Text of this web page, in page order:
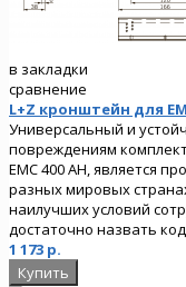
в закладки
сравнение
L+Z кронштейн для
Универсальный и
повреждениям
EMC 400 AH, является
разных мировых
наилучших условий
достаточно назвать
1 173 р.